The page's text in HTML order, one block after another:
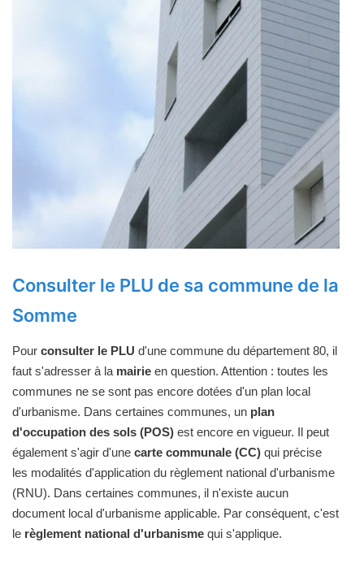
Consulter le PLU de sa commune de la
Somme
Pour consulter le PLU d'une commune du département 80, il
faut s'adresser à la mairie en question. Attention : toutes les
communes ne se sont pas encore dotées d'un plan local
d'urbanisme. Dans certaines communes, un plan
d'occupation des sols (POS) est encore en vigueur. Il peut
également s'agir d'une carte communale (CC) qui précise
les modalités d'application du règlement national d'urbanisme
(RNU). Dans certaines communes, il n'existe aucun
document local d'urbanisme applicable. Par conséquent, c'est
le règlement national d'urbanisme qui s'applique.